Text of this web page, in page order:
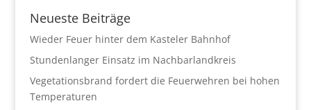
Neueste Beiträge
Wieder Feuer hinter dem Kasteler Bahnhof
Stundenlanger Einsatz im Nachbarlandkreis
Vegetationsbrand fordert die Feuerwehren bei hohen
Temperaturen